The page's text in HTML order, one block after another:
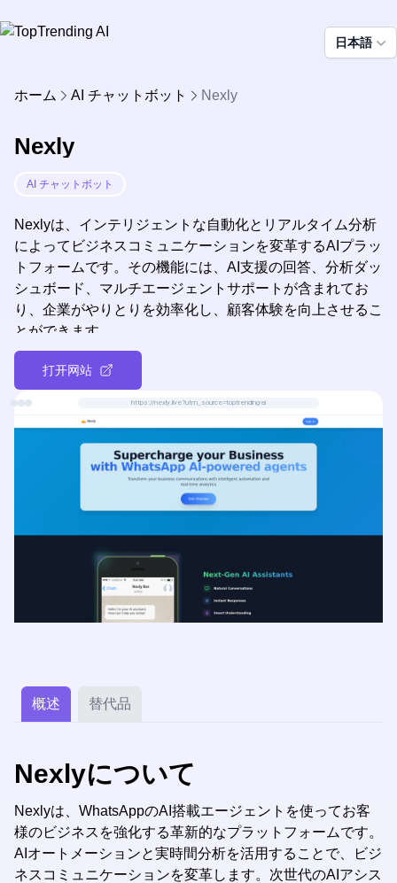
日本語
ホーム AI チャットボット Nexly
Nexly
AI チャットボット
Nexlyは、インテリジェントな自動化とリアルタイム分析
によってビジネスコミュニケーションを変革するAIプラッ
トフォームです。その機能には、AI支援の回答、分析ダッ
シュボード、マルチエージェントサポートが含まれてお
り、企業がやりとりを効率化し、顧客体験を向上させるこ
とができます。
打开网站
https://nexly.live?utm_source=toptrending-ai
概述 替代品
Nexlyについて
Nexlyは、WhatsAppのAI搭載エージェントを使ってお客
様のビジネスを強化する革新的なプラットフォームです。
AIオートメーションと実時間分析を活用することで、ビジ
ネスコミュニケーションを変革します。次世代のAIアシス